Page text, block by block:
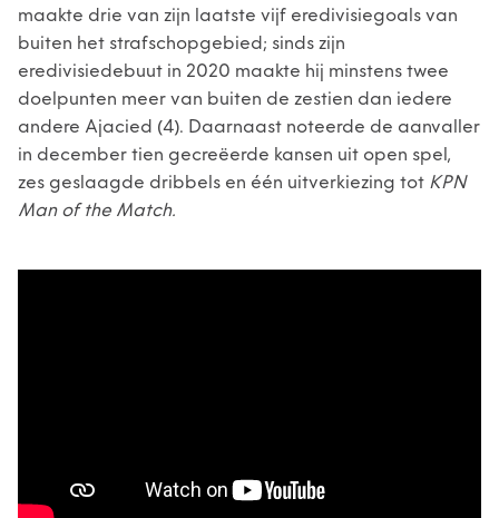
maakte drie van zijn laatste vijf eredivisiegoals van
buiten het strafschopgebied; sinds zijn
eredivisiedebuut in 2020 maakte hij minstens twee
doelpunten meer van buiten de zestien dan iedere
andere Ajacied (4). Daarnaast noteerde de aanvaller
in december tien gecreëerde kansen uit open spel,
zes geslaagde dribbels en één uitverkiezing tot KPN
Man of the Match.